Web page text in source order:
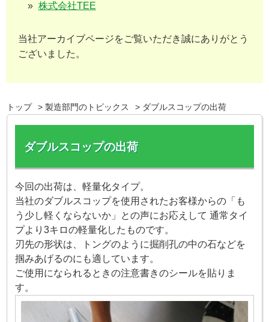
株式会社TEE
当社アーカイブページをご覧いただき誠にありがとう
ございました。
トップ 製造部門のトピックス ダブルスコップの出荷
ダブルスコップの出荷
今回の出荷は、軽量化タイプ。
当社のダブルスコップを使用されたお客様からの「も
う少し軽くならないか」との声にお応えして 通常タイ
プより3キロの軽量化したものです。
刃先の形状は、トングのように掘削孔の中の石などを
掴みあげるのにも適しています。
ご使用になられるときの注意書きのシールを貼りま
す。